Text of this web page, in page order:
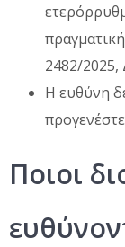
2482/
Η ευθύνη
Ποιοι